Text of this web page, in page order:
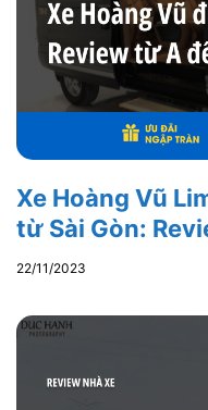
Xe Hoàng Vũ
từ Sài Gòn:
22/11/2023